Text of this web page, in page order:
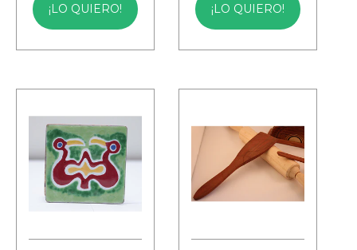
¡LO QUIERO! ¡LO QUIERO!